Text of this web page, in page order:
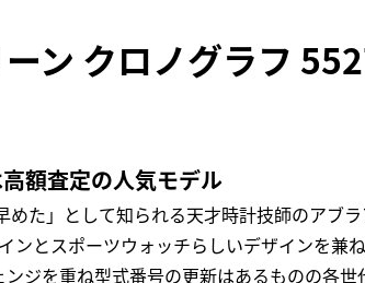
ン クロノグラフ
額査定の人気モデル
めた」として知られる天才時計技師のア
ンとスポーツウォッチらしいデザインを
ンジを重ね型式番号の更新はあるものの各